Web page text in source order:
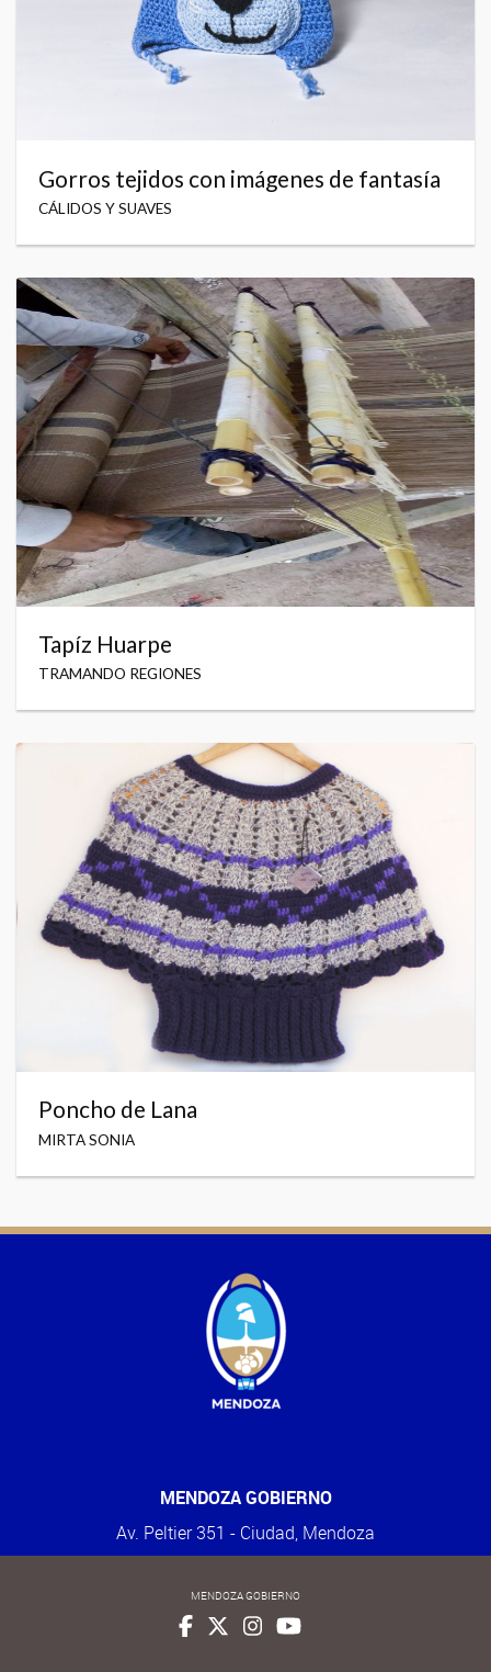
Gorros tejidos con imágenes de fantasía
CÁLIDOS Y SUAVES
Tapíz Huarpe
TRAMANDO REGIONES
Poncho de Lana
MIRTA SONIA
MENDOZA GOBIERNO
Av. Peltier 351 - Ciudad, Mendoza
MENDOZA GOBIERNO